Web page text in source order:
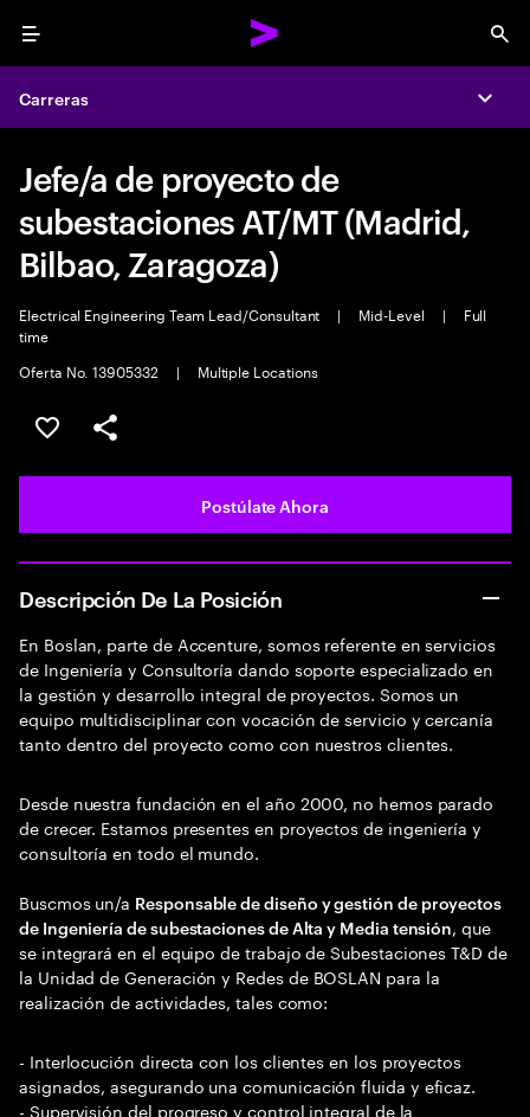
Menu
Carreras
Jefe/a de proyecto de
subestaciones AT/MT (Madrid,
Bilbao, Zaragoza)
Electrical Engineering Team Lead/Consultant | Mid-Level |
Full
time
Oferta No. 13905332
| Multiple Locations
Guardar este empleo
Compartir este empleo
Postúlate Ahora
Descripción De La Posición
En Boslan, parte de Accenture, somos referente en servicios
de Ingeniería y Consultoría dando soporte especializado en
la gestión y desarrollo integral de proyectos. Somos un
equipo multidisciplinar con vocación de servicio y cercanía
tanto dentro del proyecto como con nuestros clientes.
Desde nuestra fundación en el año 2000, no hemos parado
de crecer. Estamos presentes en proyectos de ingeniería y
consultoría en todo el mundo.
Buscmos un/a Responsable de diseño y gestión de proyectos
de Ingeniería de subestaciones de Alta y Media tensión, que
se integrará en el equipo de trabajo de Subestaciones T&D de
la Unidad de Generación y Redes de BOSLAN para la
realización de actividades, tales como:
- Interlocución directa con los clientes en los proyectos
asignados, asegurando una comunicación fluida y eficaz.
- Supervisión del progreso y control integral de la